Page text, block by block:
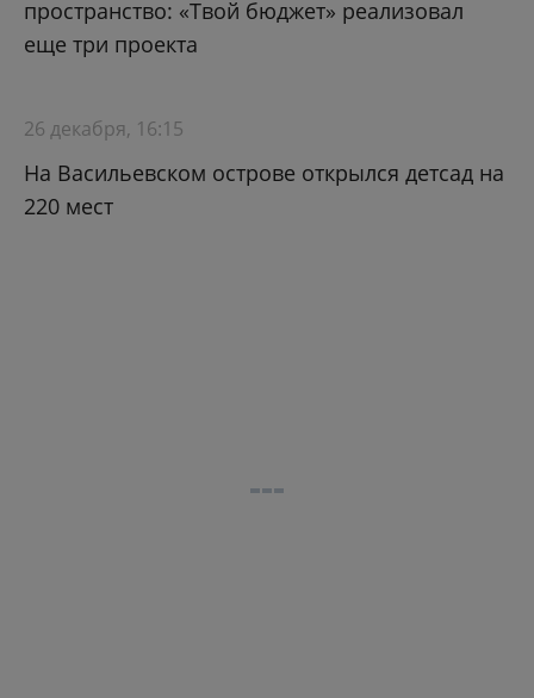
пространство: «Твой бюджет» реализовал
еще три проекта
26 декабря, 16:15
На Васильевском острове открылся детсад на
220 мест